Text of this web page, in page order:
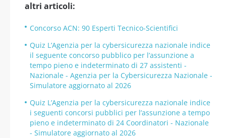
altri articoli:
Concorso ACN: 90 Esperti Tecnico-Scientifici
Quiz L’Agenzia per la cybersicurezza nazionale indice
il seguente concorso pubblico per l’assunzione a
tempo pieno e indeterminato di 27 assistenti -
Nazionale - Agenzia per la Cybersicurezza Nazionale -
Simulatore aggiornato al 2026
Quiz L’Agenzia per la cybersicurezza nazionale indice
i seguenti concorsi pubblici per l’assunzione a tempo
pieno e indeterminato di 24 Coordinatori - Nazionale
- Simulatore aggiornato al 2026